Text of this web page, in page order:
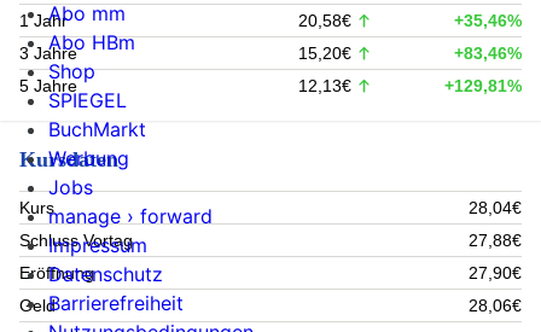
1 Jahr
20,58€
+35,46%
3 Jahre
15,20€
+83,46%
5 Jahre
12,13€ +129,81%
Kursdaten
Kurs
28,04€
Schluss Vortag
27,88€
Eröffnung
27,90€
Geld
28,06€
Abo mm
Abo HBm
Shop
SPIEGEL
BuchMarkt
Werbung
Jobs
manage › forward
Impressum
Datenschutz
Barrierefreiheit